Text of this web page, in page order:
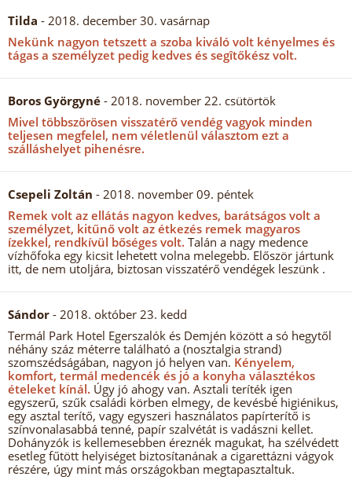
Tilda - 2018. december 30. vasárnap
Nekünk nagyon tetszett a szoba kiváló volt kényelmes és
tágas a személyzet pedig kedves és segîtőkész volt.
Boros Györgyné - 2018. november 22. csütörtök
Mivel többszörösen visszatérő vendég vagyok minden
teljesen megfelel, nem véletlenül választom ezt a
szálláshelyet pihenésre.
Csepeli Zoltán - 2018. november 09. péntek
Remek volt az ellátás nagyon kedves, barátságos volt a
személyzet, kitűnő volt az étkezés remek magyaros
ízekkel, rendkívül bőséges volt. Talán a nagy medence
vízhőfoka egy kicsit lehetett volna melegebb. Először jártunk
itt, de nem utoljára, biztosan visszatérő vendégek leszünk .
Sándor - 2018. október 23. kedd
Termál Park Hotel Egerszalók és Demjén között a só hegytől
néhány száz méterre található a (nosztalgia strand)
szomszédságában, nagyon jó helyen van. Kényelem,
komfort, termál medencék és jó a konyha választékos
ételeket kínál. Úgy jó ahogy van. Asztali teríték igen
egyszerű, szűk családi körben elmegy, de kevésbé higiénikus,
egy asztal terítő, vagy egyszeri használatos papírterítő is
színvonalasabbá tenné, papír szalvétát is vadászni kellet.
Dohányzók is kellemesebben éreznék magukat, ha szélvédett
esetleg fűtött helyiséget biztosítanának a cigarettázni vágyok
részére, úgy mint más országokban megtapasztaltuk.